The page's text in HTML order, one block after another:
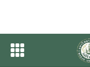
ปฏิทินกิจกร
ปฏิทินกิจกรรมของห